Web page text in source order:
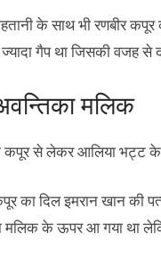
के साथ भी रणबीर
गैप था जिसकी वजह से
मलिक
का दिल इमरान खान
के ऊपर आ गया था